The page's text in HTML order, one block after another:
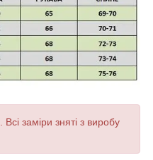
заміри зняті з виробу